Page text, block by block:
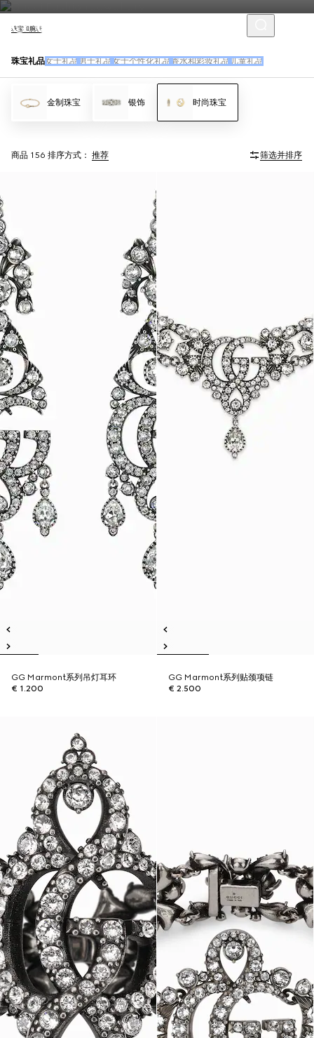
珠宝和腕表
珠宝礼品 女士礼品 男士礼品 女士个性化礼品 香水和彩妆礼品 儿童礼品
金制珠宝 银饰 时尚珠宝
商品 156 排序方式： 推荐 筛选并排序
GG Marmont系列吊灯耳环
€ 1.200
GG Marmont系列贴颈项链
€ 2.500